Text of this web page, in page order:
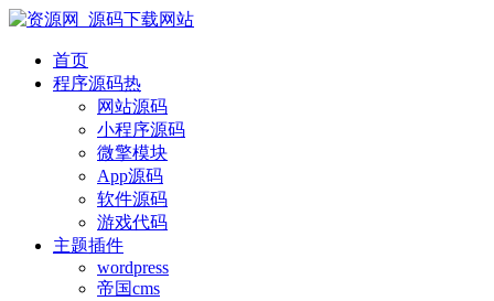
首页
程序源码热
网站源码
小程序源码
微擎模块
App源码
软件源码
游戏代码
主题插件
wordpress
帝国cms